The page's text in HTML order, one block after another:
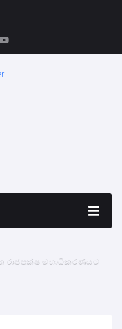
රාජපක්ෂ මහාධිකරණයට